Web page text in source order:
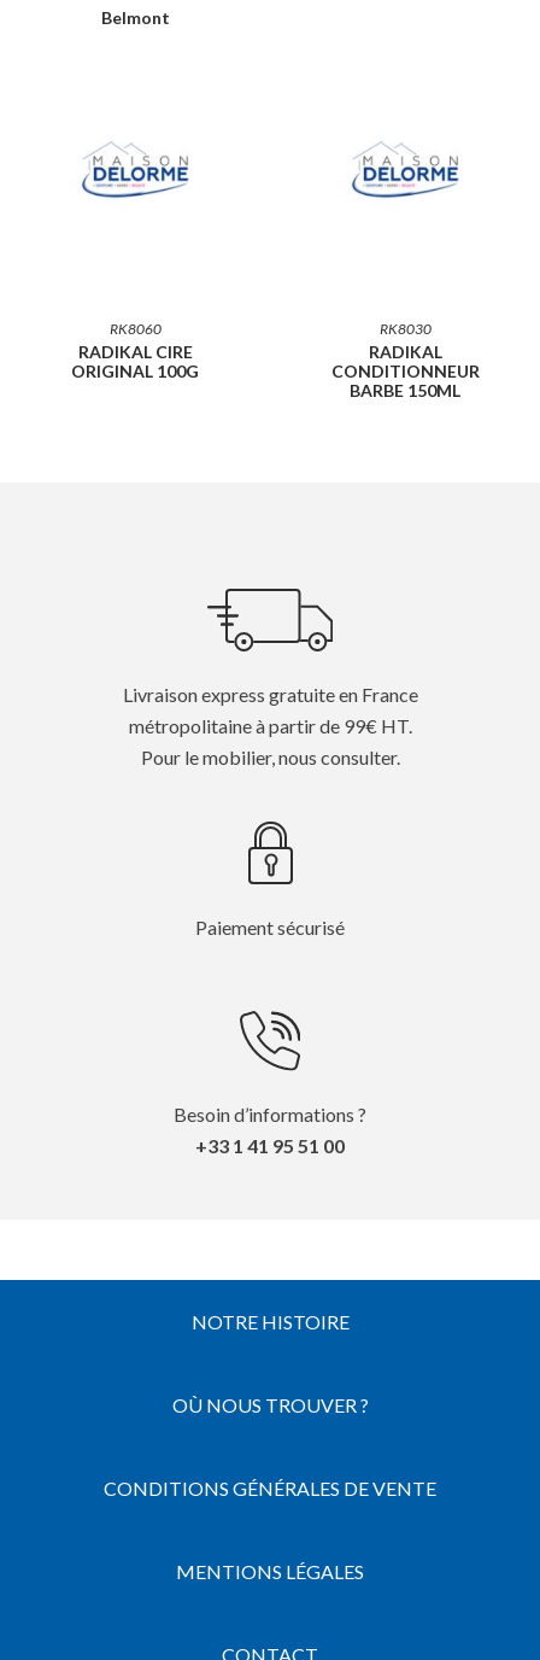
Belmont
RK8060
RADIKAL CIRE
ORIGINAL 100G
RK8030
RADIKAL
CONDITIONNEUR
BARBE 150ML
Livraison express gratuite en France
métropolitaine à partir de 99€ HT.
Pour le mobilier, nous consulter.
Paiement sécurisé
Besoin d’informations ?
+33 1 41 95 51 00
NOTRE HISTOIRE
OÙ NOUS TROUVER ?
CONDITIONS GÉNÉRALES DE VENTE
MENTIONS LÉGALES
CONTACT